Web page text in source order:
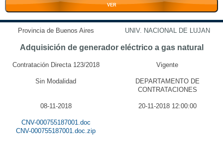
VER
Provincia de Buenos Aires UNIV. NACIONAL DE LUJAN
Adquisición de generador eléctrico a gas natural
Contratación Directa 123/2018 Vigente
Sin Modalidad
DEPARTAMENTO DE
CONTRATACIONES
08-11-2018 20-11-2018 12:00:00
CNV-000755187001.doc
CNV-000755187001.doc.zip